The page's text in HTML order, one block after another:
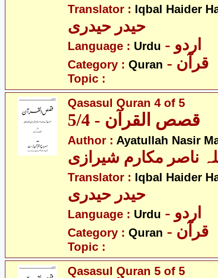
Translator : Iqbal Haider
حیدر حیدری
Language : Urdu - اردو
Category : Quran - قرآن
Topic :
Qasasul Quran 4 of 5
قصص القرآن - 5/4
Author : Ayatullah Nasir
ناصر مکارم شیرازی
Translator : Iqbal Haider
حیدر حیدری
Language : Urdu - اردو
Category : Quran - قرآن
Topic :
Qasasul Quran 5 of 5